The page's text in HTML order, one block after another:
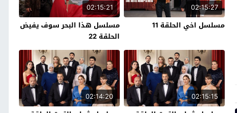
02:15:27
مسلسل اخي الحلقة 11
02:15:21
مسلسل هذا البحر سوف يفيض
الحلقة 22
02:15:15
02:14:20